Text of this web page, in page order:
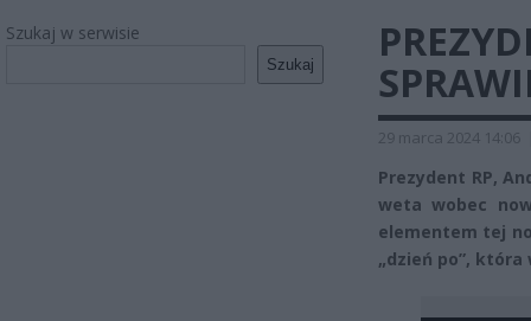
Szukaj w serwisie
Szukaj
29 marca 2024 14:06
Prezydent RP,
weta wobec
elementem tej
„dzień po”, która